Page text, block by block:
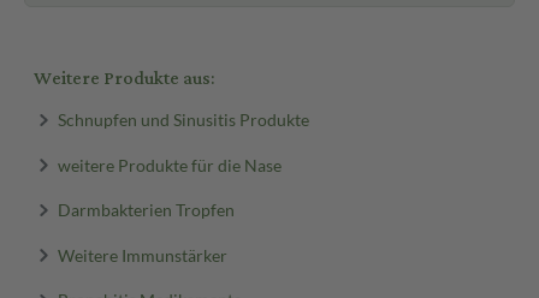
Weitere Produkte aus:
Schnupfen und Sinusitis Produkte
weitere Produkte für die Nase
Darmbakterien Tropfen
Weitere Immunstärker